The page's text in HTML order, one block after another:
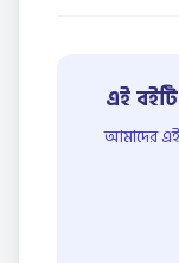
এই
আমাদের এই